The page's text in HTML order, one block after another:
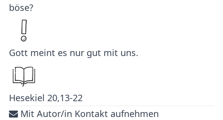
böse?
Gott meint es nur gut mit uns.
Hesekiel 20,13-22
Mit Autor/in Kontakt aufnehmen